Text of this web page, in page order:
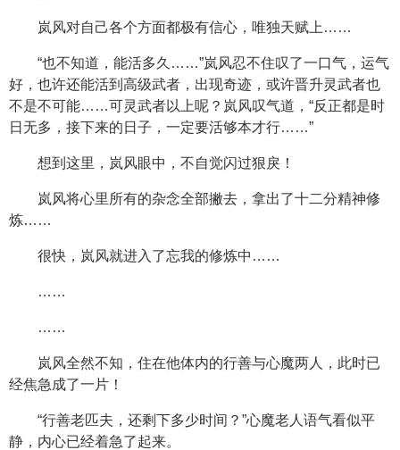
岚风对自己各个方面都极有信心，唯独天赋上……
“也不知道，能活多久……”岚风忍不住叹了一口气，运气
好，也许还能活到高级武者，出现奇迹，或许晋升灵武者也
不是不可能……可灵武者以上呢？岚风叹气道，“反正都是时
日无多，接下来的日子，一定要活够本才行……”
想到这里，岚风眼中，不自觉闪过狠戾！
岚风将心里所有的杂念全部撇去，拿出了十二分精神修
炼……
很快，岚风就进入了忘我的修炼中……
……
……
岚风全然不知，住在他体内的行善与心魔两人，此时已
经焦急成了一片！
“行善老匹夫，还剩下多少时间？”心魔老人语气看似平
静，内心已经着急了起来。